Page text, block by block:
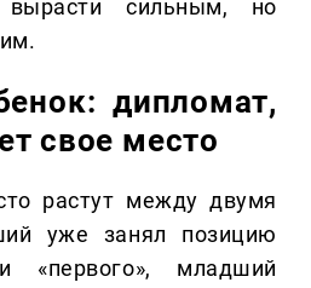
сильным, но
дипломат,
свое место
растут между двумя
уже занял позицию
и «первого», младший